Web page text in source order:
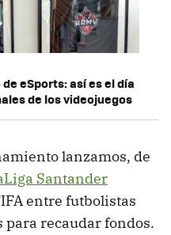
eSports: así es el día
de los videojuegos
lanzamos, de
Santander
entre futbolistas
recaudar fondos.